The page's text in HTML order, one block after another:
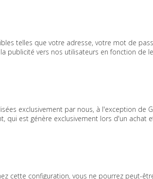
telles que votre adresse, votre mot de
publicité vers nos utilisateurs en fonction de
exclusivement par nous, à l'exception de
est génère exclusivement lors d'un achat
cette configuration, vous ne pourrez peut-